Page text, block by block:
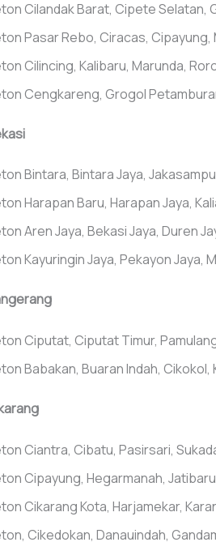
Cilandak Barat, Cipete Selatan,
Pasar Rebo, Ciracas,
Cilincing, Kalibaru, Marunda,
Cengkareng, Grogol
Bintara, Bintara Jaya,
Harapan Baru, Harapan Jaya,
Aren Jaya, Bekasi Jaya, Duren
Kayuringin Jaya, Pekayon Jaya,
Ciputat, Ciputat Timur,
Babakan, Buaran Indah,
Ciantra, Cibatu, Pasirsari,
Cipayung, Hegarmanah,
Cikarang Kota, Harjamekar,
Cikedokan, Danauindah,